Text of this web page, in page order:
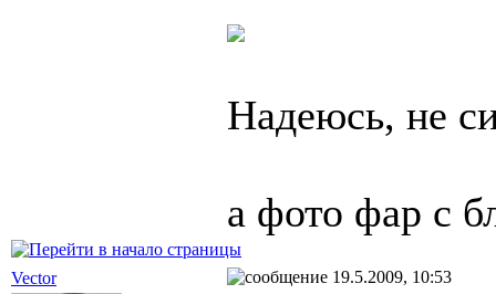
Надеюсь, не
а фото фар с
Vector 19.5.2009, 10:53